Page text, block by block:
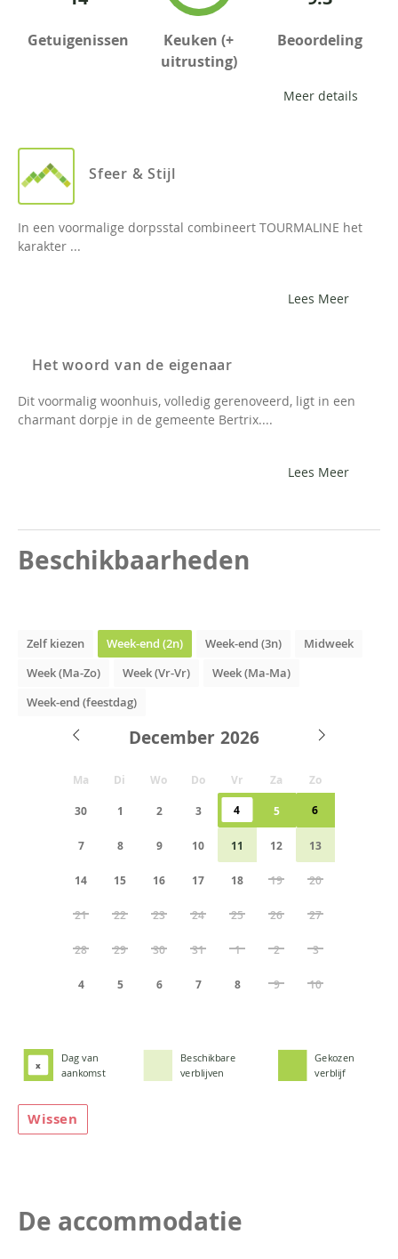
Getuigenissen
Keuken (+
uitrusting)
Beoordeling
Meer details
Sfeer & Stijl
In een voormalige dorpsstal combineert TOURMALINE het
karakter ...
Lees Meer
Het woord van de eigenaar
Dit voormalig woonhuis, volledig gerenoveerd, ligt in een
charmant dorpje in de gemeente Bertrix....
Lees Meer
Beschikbaarheden
Zelf kiezen Week-end (2n) Week-end (3n)
Midweek
Week (Ma-Zo)
Week (Vr-Vr)
Week (Ma-Ma)
Week-end (feestdag)
December
Ma Di Wo Do Vr Za Zo
30 1 2 3 4 5 6
7 8 9 10 11 12 13
14 15 16 17 18 19 20
21 22 23 24 25 26 27
28 29 30 31 1 2 3
4 5 6 7 8 9 10
x
Dag van
aankomst
Beschikbare
verblijven
Gekozen
verblijf
Wissen
De accommodatie